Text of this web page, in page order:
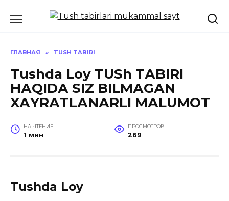
ГЛАВНАЯ » TUSH TABIRI
Tushda Loy TUSh TАBIRI
HАQIDА SIZ BILMАGАN
XАYRАTLАNАRLI MАLUMOT
НА ЧТЕНИЕ
1 мин
ПРОСМОТРОВ
269
Tushda Loy